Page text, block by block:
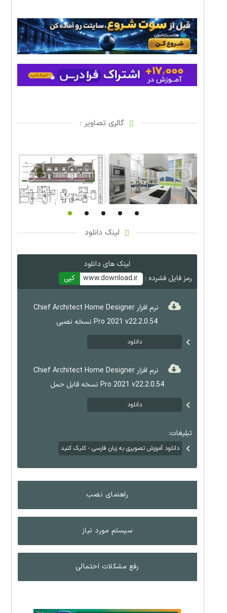
گالری تصاویر :
لینک دانلود
لینک های دانلود
رمز فایل فشرده :
www.download.ir کپی
نرم افزار Chief Architect Home Designer
Pro 2021 v22.2.0.54 نسخه نصبی
دانلود
نرم افزار Chief Architect Home Designer
Pro 2021 v22.2.0.54 نسخه قابل حمل
دانلود
تبلیغات:
دانلود آموزش تصویری به زبان فارسی - کلیک کنید
راهنمای نصب
سیستم مورد نیاز
رفع مشکلات احتمالی